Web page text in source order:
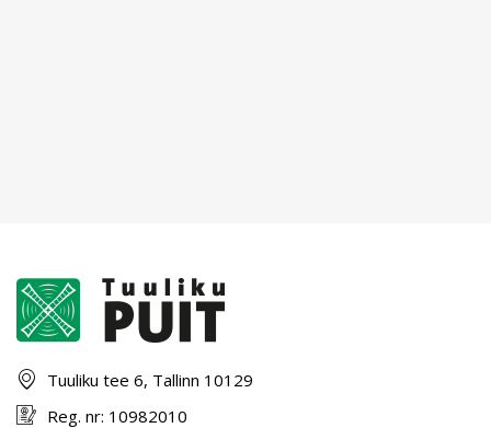
Tuuliku tee 6, Tallinn 10129
Reg. nr: 10982010